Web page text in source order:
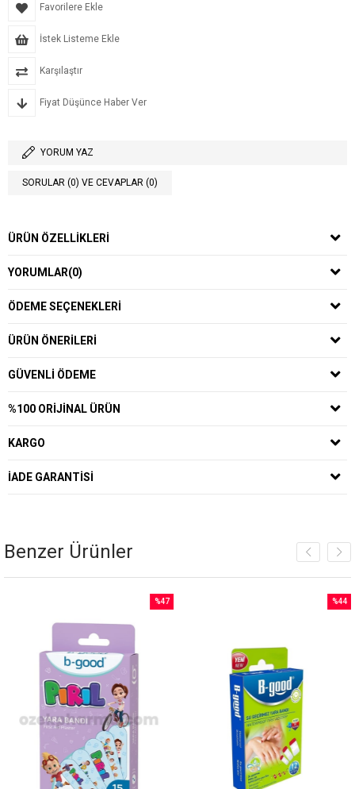
Favorilere Ekle
İstek Listeme Ekle
Karşılaştır
Fiyat Düşünce Haber Ver
YORUM YAZ
SORULAR (0) VE CEVAPLAR (0)
ÜRÜN ÖZELLIKLERI
YORUMLAR(0)
ÖDEME SEÇENEKLERI
ÜRÜN ÖNERILERI
GÜVENLI ÖDEME
%100 ORIJINAL ÜRÜN
KARGO
İADE GARANTISI
Benzer Ürünler